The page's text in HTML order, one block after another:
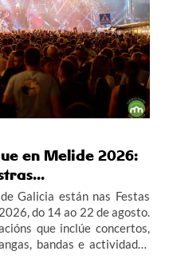
en Melide 2026:
Galicia están nas Festas
do 14 ao 22 de agosto.
que inclúe concertos,
bandas e actividades